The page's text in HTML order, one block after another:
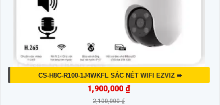
CS-H8C-R100-1J4WKFL SẮC NÉT WIFI EZVIZ ➠
1,900,000 ₫
2,100,000 ₫